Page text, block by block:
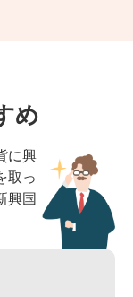
め
に興
取っ
興国